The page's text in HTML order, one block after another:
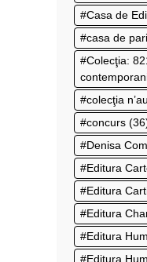
Casa de
casa de
Colecţia:
colecţia
concurs
Denisa
Editura
Editura
Editura
Editura
Editura